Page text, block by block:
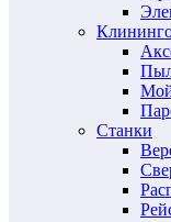
Станки